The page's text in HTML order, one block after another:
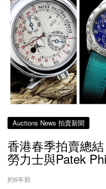
Auctions News 拍賣新聞
香港春季拍賣總
勞力士與Patek
約6年前